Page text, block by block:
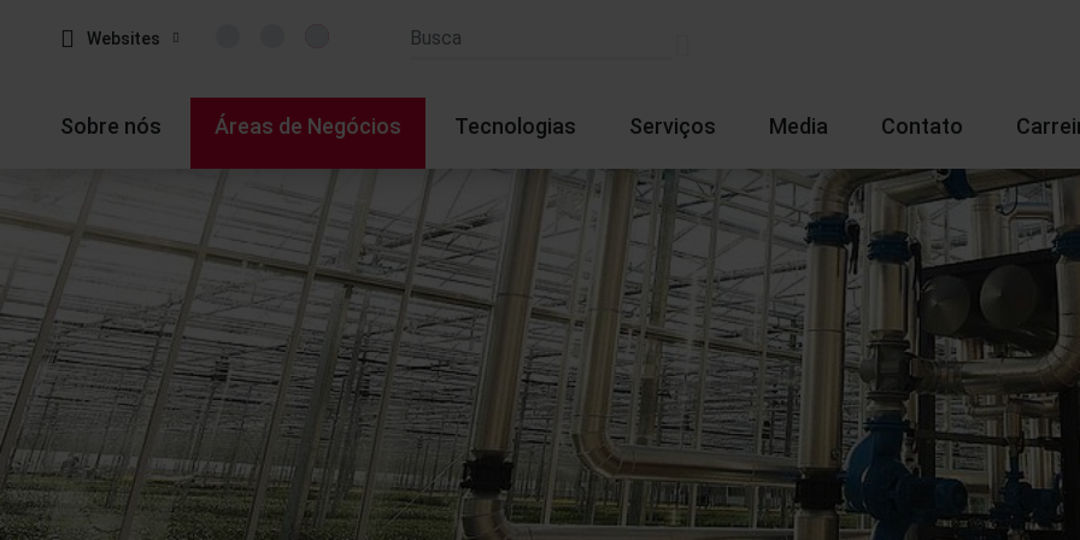
Websites
Sobre nós Áreas de Negócios Tecnologias Serviços Media Contato